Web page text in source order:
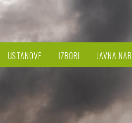
USTANOVE IZBORI JAVNA